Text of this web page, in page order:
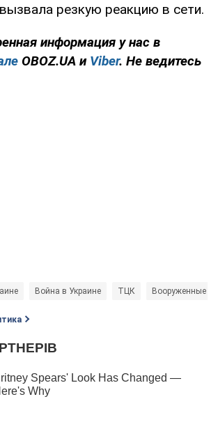
резкую реакцию в сети.
информация у нас в
OBOZ.UA и Viber. Не ведитесь
Война в Украине ТЦК Вооруженные